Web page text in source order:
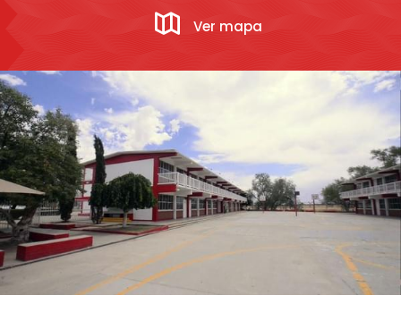
Ver mapa